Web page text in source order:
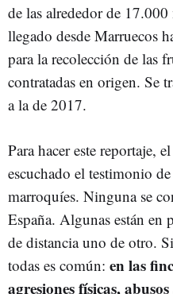
de las alrededor de 17.000
llegado desde Marruecos
para la recolección de las
contratadas en origen. Se
a la de 2017.
Para hacer este reportaje,
escuchado el testimonio
marroquíes. Ninguna se
España. Algunas están
de distancia uno de otro.
todas es común: en las
agresiones físicas,